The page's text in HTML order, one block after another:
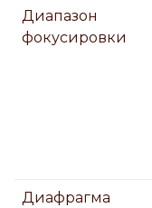
Диапазон
фокусировки
Диафрагма